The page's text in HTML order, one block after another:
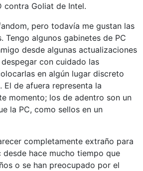
contra Goliat de Intel.
pero todavía me gustan las
Tengo algunos gabinetes de PC
desde algunas actualizaciones
con cuidado las
en algún lugar discreto
de afuera representa la
momento; los de adentro son un
la PC, como sellos en un
completamente extraño para
desde hace mucho tiempo que
o se han preocupado por el